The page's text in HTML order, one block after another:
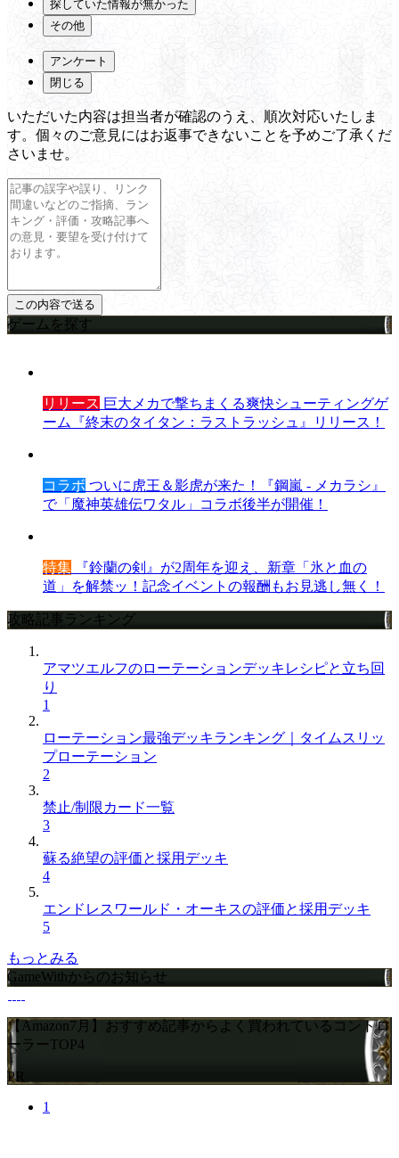
探していた情報が無かった
その他
アンケート
閉じる
いただいた内容は担当者が確認のうえ、順次対応いたしま
す。個々のご意見にはお返事できないことを予めご了承くだ
さいませ。
ゲームを探す
リリース 巨大メカで撃ちまくる爽快シューティングゲ
ーム『終末のタイタン：ラストラッシュ』リリース！
コラボ ついに虎王＆影虎が来た！『鋼嵐 - メカラシ』
で「魔神英雄伝ワタル」コラボ後半が開催！
特集 『鈴蘭の剣』が2周年を迎え、新章「氷と血の
道」を解禁ッ！記念イベントの報酬もお見逃し無く！
攻略記事ランキング
アマツエルフのローテーションデッキレシピと立ち回
り
1
ローテーション最強デッキランキング｜タイムスリッ
プローテーション
2
禁止/制限カード一覧
3
蘇る絶望の評価と採用デッキ
4
エンドレスワールド・オーキスの評価と採用デッキ
5
もっとみる
GameWithからのお知らせ
【Amazon7月】おすすめ記事からよく買われているコントロ
ーラーTOP4
PR
1